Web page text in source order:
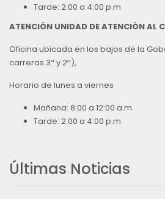
Tarde: 2:00 a 4:00 p.m
ATENCIÓN UNIDAD DE ATENCIÓN AL
Oficina ubicada en los bajos de la
carreras 3ª y 2ª),
Horario de lunes a viernes
Mañana: 8:00 a 12:00 a.m.
Tarde: 2:00 a 4:00 p.m
Últimas Noticias